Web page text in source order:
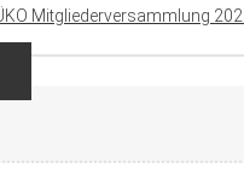
Mitgliederversammlung